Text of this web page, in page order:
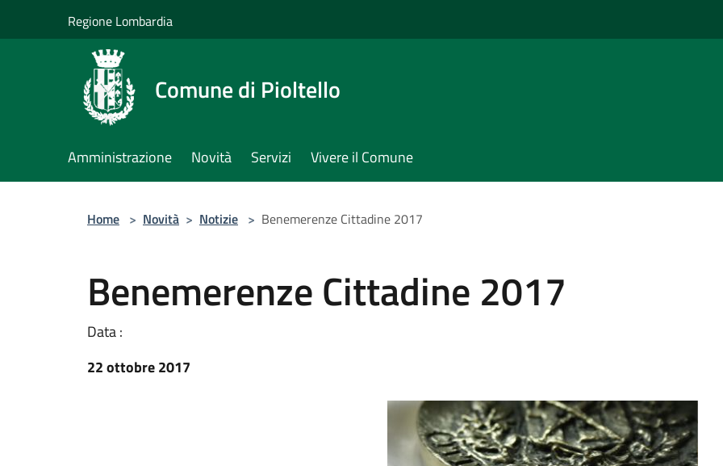
Regione Lombardia
Comune di Pioltello
Amministrazione Novità Servizi Vivere il Comune
Home > Novità > Notizie > Benemerenze Cittadine 2017
Benemerenze Cittadine 2017
Data :
22 ottobre 2017